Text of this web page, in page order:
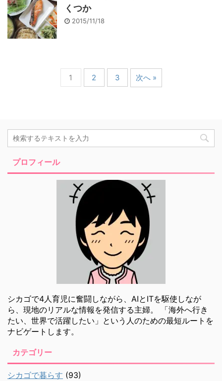
くつか
2015/11/18
1 2 3 次へ »
プロフィール
シカゴで4人育児に奮闘しながら、AIとITを駆使しなが
ら、現地のリアルな情報を発信する主婦。 「海外へ行き
たい、世界で活躍したい」という人のための最短ルートを
ナビゲートします。
カテゴリー
シカゴで暮らす (93)